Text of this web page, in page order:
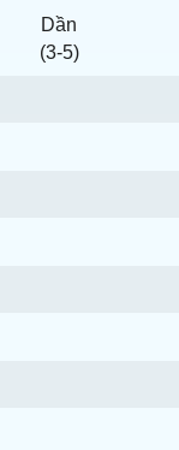
Dần
(3-5)